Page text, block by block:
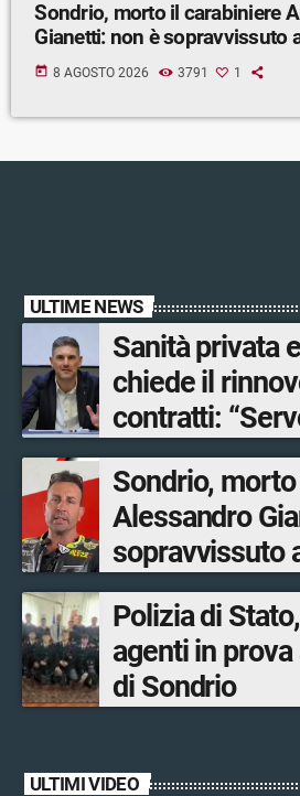
Sondrio, morto il carabiniere
Gianetti: non è sopravvissuto
today 8 AGOSTO 2026 3791 1
ULTIME NEWS
Sanità privata
chiede il
contratti:
salari adeguati”
Sondrio,
Alessandro
sopravvissuto
ustioni
Polizia di
agenti in
di Sondrio
ULTIMI VIDEO